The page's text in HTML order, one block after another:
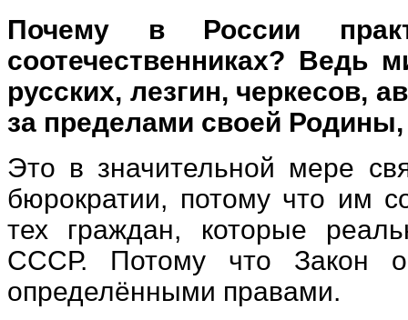
Почему в России
соотечественниках? Ведь
русских, лезгин, черкесов,
за пределами своей
Это в значительной мере
бюрократии, потому что им
тех граждан, которые
СССР. Потому что Закон о
определёнными правами.